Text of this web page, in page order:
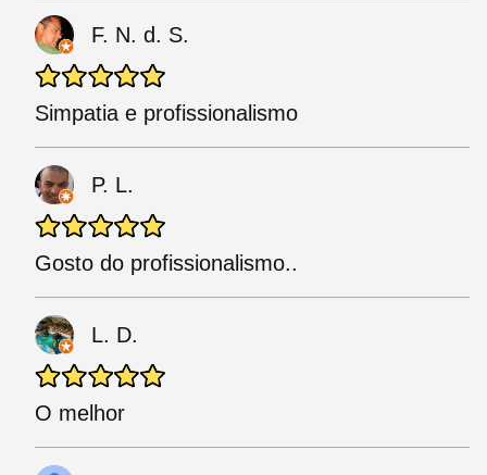
F. N. d. S.
Simpatia e profissionalismo
P. L.
Gosto do profissionalismo..
L. D.
O melhor